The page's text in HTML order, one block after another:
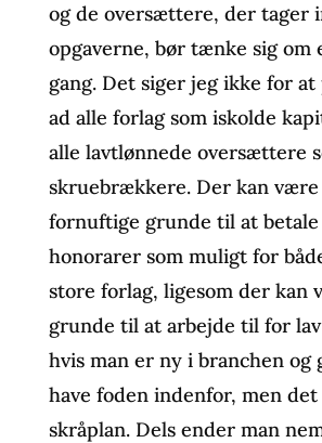
og de oversættere, der tager
opgaverne, bør tænke sig om
gang. Det siger jeg ikke for
ad alle forlag som iskolde
alle lavtlønnede oversættere
skruebrækkere. Der kan være
fornuftige grunde til at betale
honorarer som muligt for
store forlag, ligesom der kan
grunde til at arbejde til for
hvis man er ny i branchen og
have foden indenfor, men
skråplan. Dels ender man